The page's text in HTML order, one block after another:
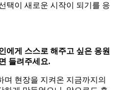
택이 새로운 시작이 되기를 응
에게 스스로 해주고 싶은 응원
들려주세요.
며 현장을 지켜온 지금까지의